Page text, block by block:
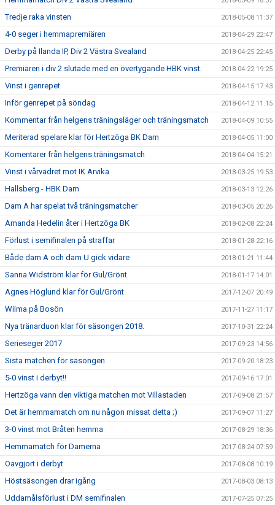
Tredje raka vinsten 2018-05-08 11:37
4-0 seger i hemmapremiären 2018-04-29 22:47
Derby på Ilanda IP, Div 2 Västra Svealand 2018-04-25 22:45
Premiären i div 2 slutade med en övertygande HBK vinst. 2018-04-22 19:25
Vinst i genrepet 2018-04-15 17:43
Inför genrepet på söndag 2018-04-12 11:15
Kommentar från helgens träningsläger och träningsmatch 2018-04-09 10:55
Meriterad spelare klar för Hertzöga BK Dam 2018-04-05 11:00
Komentarer från helgens träningsmatch 2018-04-04 15:21
Vinst i vårvädret mot IK Arvika 2018-03-25 19:53
Hallsberg - HBK Dam 2018-03-13 12:26
Dam A har spelat två träningsmatcher 2018-03-05 20:26
Amanda Hedelin åter i Hertzöga BK 2018-02-08 22:24
Förlust i semifinalen på straffar 2018-01-28 22:16
Både dam A och dam U gick vidare 2018-01-21 11:44
Sanna Widström klar för Gul/Grönt 2018-01-17 14:01
Agnes Höglund klar för Gul/Grönt 2017-12-07 20:49
Wilma på Bosön 2017-11-27 11:17
Nya tränarduon klar för säsongen 2018. 2017-10-31 22:24
Serieseger 2017 2017-09-23 14:56
Sista matchen för säsongen 2017-09-20 18:23
5-0 vinst i derbyt!! 2017-09-16 17:01
Hertzöga vann den viktiga matchen mot Villastaden 2017-09-08 21:57
Det är hemmamatch om nu någon missat detta ;) 2017-09-07 11:27
3-0 vinst mot Bråten hemma 2017-08-29 18:36
Hemmamatch för Damerna 2017-08-24 07:59
Oavgjort i derbyt 2017-08-08 10:19
Höstsäsongen drar igång 2017-08-03 08:13
Uddamålsförlust i DM semifinalen 2017-07-25 07:25